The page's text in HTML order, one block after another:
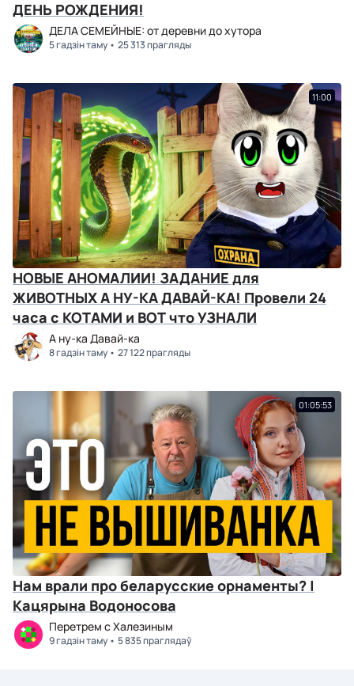
ДЕНЬ РОЖДЕНИЯ!
ДЕЛА СЕМЕЙНЫЕ: от деревни до хутора
5 гадзін таму 25 313 прагляды
11:00
НОВЫЕ АНОМАЛИИ! ЗАДАНИЕ для
ЖИВОТНЫХ А НУ-КА ДАВАЙ-КА! Провели 24
часа с КОТАМИ и ВОТ что УЗНАЛИ
А ну-ка Давай-ка
8 гадзін таму 27 122 прагляды
01:05:53
Нам врали про беларусские орнаменты? |
Кацярына Водоносова
Перетрем с Халезиным
9 гадзін таму 5 835 праглядаў